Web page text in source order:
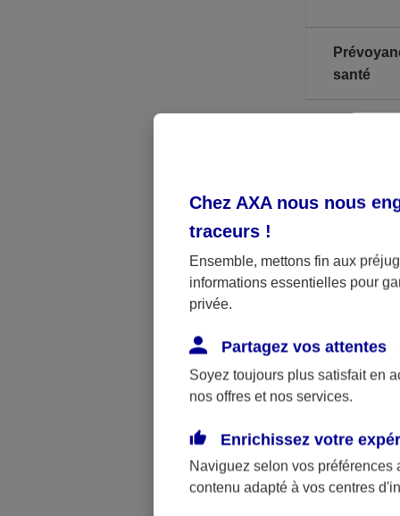
santé
** PASS :
imposable
En outre, à
catégorie
taux en
Chez AXA nous nous
traceurs !
Ensemble, mettons fin aux
informations essentielles pour
privée.
Partagez vos attentes
Soyez toujours plus satisfait en
nos offres et nos services.
Enrichissez votre
Naviguez selon vos préférences
contenu adapté à vos centres